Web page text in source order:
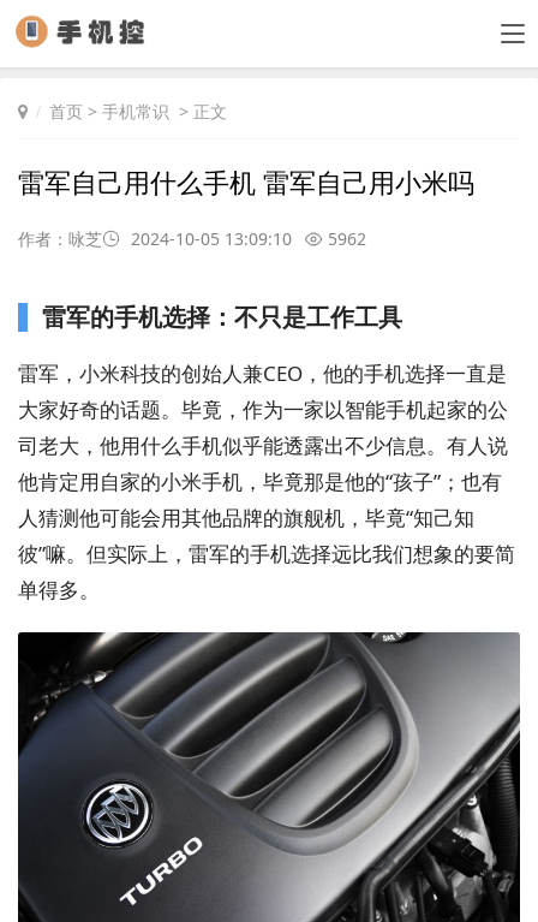
首页 > 手机常识 > 正文
雷军自己用什么手机 雷军自己用小米吗
作者：咏芝 2024-10-05 13:09:10 5962
雷军的手机选择：不只是工作工具
雷军，小米科技的创始人兼CEO，他的手机选择一直是
大家好奇的话题。毕竟，作为一家以智能手机起家的公
司老大，他用什么手机似乎能透露出不少信息。有人说
他肯定用自家的小米手机，毕竟那是他的“孩子”；也有
人猜测他可能会用其他品牌的旗舰机，毕竟“知己知
彼”嘛。但实际上，雷军的手机选择远比我们想象的要简
单得多。